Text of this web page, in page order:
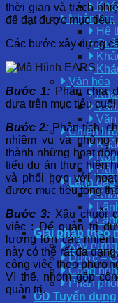
Nhân lực
Hệ
Văn hóa
Văn
Chiến
Hài
Lãnh đạo
Giải pháp theo
Xây dựng
Dược –
Công
Phân
OD Tuyển dụng
thời gian và trách
để đạt được mục tiêu.
Các bước xây dựng
Bước 1: Phân chia
dựa trên mục tiêu cuối
Bước 2: Phân tích,
nhiệm vụ và những
thành những hoạt
tiểu dự án thực hiện
và phối hợp với
được mục tiêu tổng
Bước 3: Xâu chuỗi
việc : Để quản trị
lượng lớn các
này có thể rất đa
công việc theo
Vì thế, nhóm gộp
quản trị.